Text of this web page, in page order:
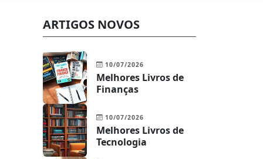
ARTIGOS NOVOS
10/07/2026
Melhores Livros de
Finanças
10/07/2026
Melhores Livros de
Tecnologia